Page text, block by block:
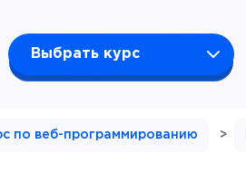
Выбрать курс
по веб-программированию >